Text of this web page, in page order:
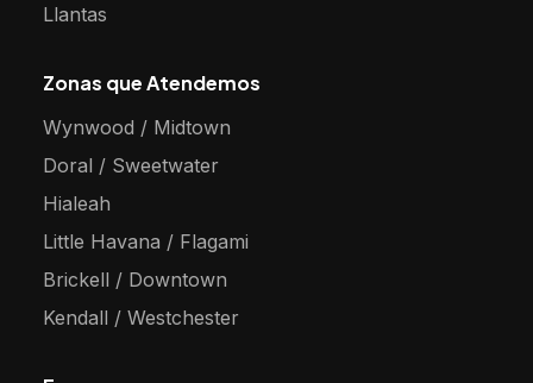
Llantas
Zonas que Atendemos
Wynwood / Midtown
Doral / Sweetwater
Hialeah
Little Havana / Flagami
Brickell / Downtown
Kendall / Westchester